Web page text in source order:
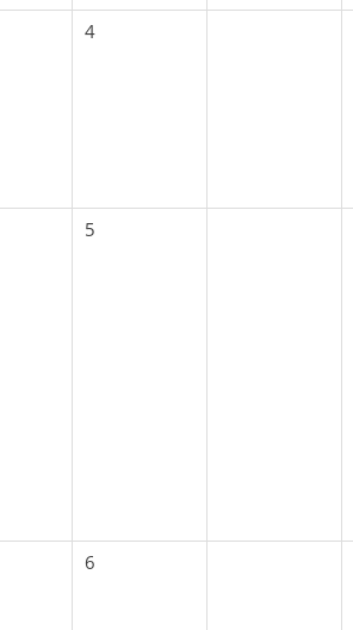
4
5
6